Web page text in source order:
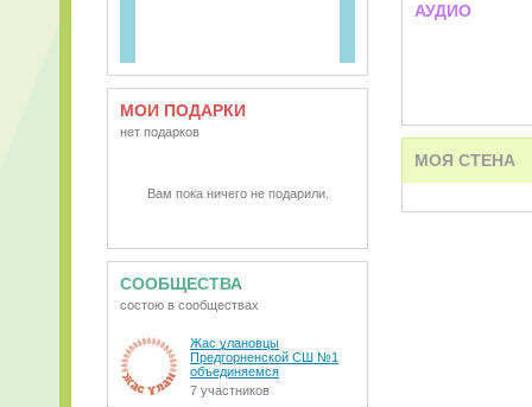
МОИ ПОДАРКИ
нет подарков
Вам пока ничего не подарили.
СООБЩЕСТВА
состою в сообществах
Жас ұлановцы
Предгорненской СШ №1
объединяемся
7 участников
АУДИО
МОЯ СТЕНА